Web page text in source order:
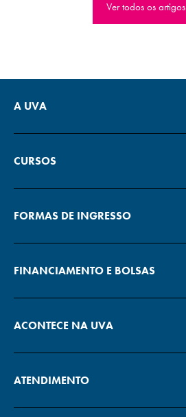
Ver todos os artigos
A UVA
CURSOS
FORMAS DE INGRESSO
FINANCIAMENTO E BOLSAS
ACONTECE NA UVA
ATENDIMENTO